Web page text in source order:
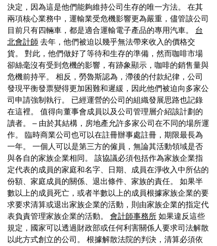
決定，因為這是他們能夠維持公司生存的唯一方法。 在其
兩項核心業務中，運輸業受危機影響更為嚴重，儘管該公司
目前只有四輛車，都是適合運輸電子產品的專用汽車。 台
北會計師 去年，他們被迫以幾乎無法帶來收入的價格交
貨。 對此，他們做好了等待和生存的準備，然而咖啡市場
卻絲毫沒有受到危機的影響，有跡象顯示，咖啡的銷售量與
危機前持平。 相反，勞魯斯認為，滯後的付款紀律，公司
發現平衡發票變得更加困難和遲緩，因此他們被迫向多家公
司申請強制執行。 已經運營的公司的組織發展思路也記錄
在這裡。 值得向董事會成員以及公司管理層介紹該計劃的
讀者。 – 由於其結構，房地產允許多家公司在不同的場所運
作。 臨時商業公司也可以在註冊辦事處註冊，期限最長為
一年。 一個人可以是第三方的僱員，無論其活動領域是否
與各自的家族企業相同。 該協議必須包括作為家族企業指
定代表的成員的家庭和名字、日期、成員在淨收入中所佔的
份額、家庭成員的關係、退出條件、家族的責任。 如果半
數以上的成員死亡，或者半數以上的成員根據家族企業的要
求要求清算或退出家族企業的活動，則由家族企業的指定代
表負責管理家族企業的活動。 會計師事務所 如果違反這些
規定，國家可以透過財政部或任何利害關係人要求司法解散
以此方式創立的公司。 根據解散法院的判決，清算必須依